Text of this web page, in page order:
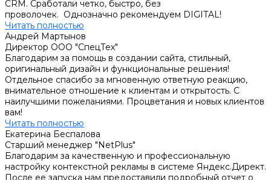
СRM. Сработали четко, быстро, без
проволочек. Однозначно рекомендуем DIGITAL!
Читать полностью
Андрей Мартынов
Директор ООО "СпецТех"
Благодарим за помощь в создании сайта, стильный,
оригинальный дизайн и функциональные решения!
Отдельное спасибо за мгновенную ответную реакцию,
внимательное отношение к клиентам и открытость. С
наилучшими пожеланиями. Процветания и новых клиентов
вам!
Читать полностью
Екатерина Беспалова
Старший менеджер "NetPlus"
Благодарим за качественную и профессиональную
настройку контекстной рекламы в системе Яндекс.Директ.
После ее запуска нам предоставили подробный отчет о